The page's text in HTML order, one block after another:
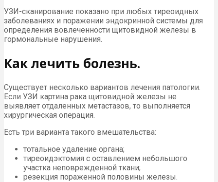
УЗИ-сканирование показано при любых тиреоидных
заболеваниях и поражении эндокринной системы для
определения вовлеченности щитовидной железы в
гормональные нарушения.
Как лечить болезнь.
Существует несколько вариантов лечения патологии.
Если УЗИ картина рака щитовидной железы не
выявляет отдаленных метастазов, то выполняется
хирургическая операция.
Есть три варианта такого вмешательства:
тотальное удаление органа;
тиреоидэктомия с оставлением небольшого
участка неповрежденной ткани;
резекция пораженной половины железы.